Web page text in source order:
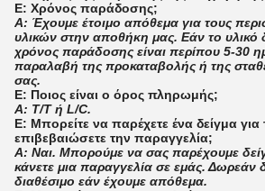
Ε: Χρόνος παράδοσης;
Α: Έχουμε έτοιμο απόθεμα για τους
υλικών στην αποθήκη μας. Εάν το υλικό
χρόνος παράδοσης είναι περίπου 5-30
παραλαβή της προκαταβολής ή της
σας.
Ε: Ποιος είναι ο όρος πληρωμής;
Α: T/T ή L/C.
Ε: Μπορείτε να παρέχετε ένα δείγμα
επιβεβαιώσετε την παραγγελία;
Α: Ναι. Μπορούμε να σας παρέχουμε
κάνετε μια παραγγελία σε εμάς. Δωρεάν
διαθέσιμο εάν έχουμε απόθεμα.